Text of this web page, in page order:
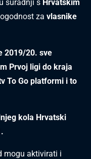
u suradnji s Hrvatskim
za vlasnike
2019/20. sve
Prvoj ligi do kraja
To Go platformi i to
kola Hrvatski
mogu aktivirati i